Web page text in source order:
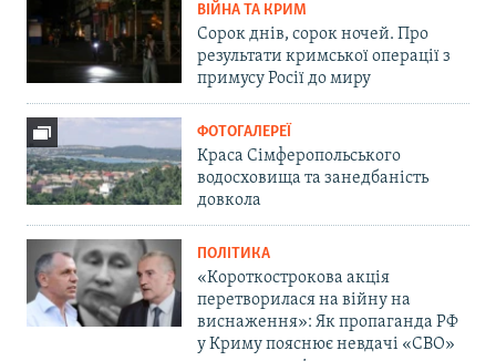
ВІЙНА ТА КРИМ
Сорок днів, сорок ночей. Про
результати кримської операції з
примусу Росії до миру
ФОТОГАЛЕРЕЇ
Краса Сімферопольського
водосховища та занедбаність
довкола
ПОЛІТИКА
«Короткострокова акція
перетворилася на війну на
виснаження»: Як пропаганда РФ
у Криму пояснює невдачі «СВО»